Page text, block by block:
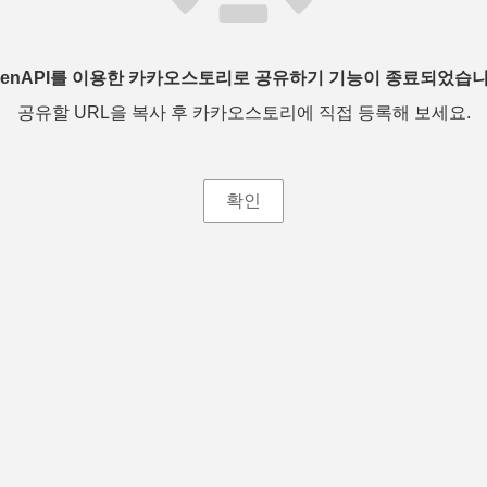
를 이용한 카카오스토리로 공유하기 기능이 종료되었습
공유할 URL을 복사 후 카카오스토리에 직접 등록해 보세요.
확인